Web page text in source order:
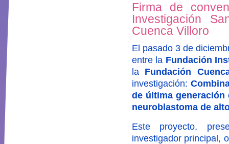
Firma de
Investigación
Cuenca Villoro
El pasado 3 de
entre la Fundación
la Fundación
investigación:
de última generación
neuroblastoma de
Este proyecto,
investigador principal,